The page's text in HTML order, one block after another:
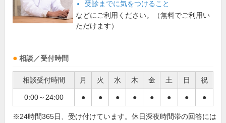
受診までに気をつけること
などにご利用ください。（無料でご利用い
ただけます）
相談／受付時間
相談受付時間 月 火 水 木 金 土 日 祝
0:00～24:00 ● ● ● ● ● ● ● ●
※24時間365日、受け付けています。休日深夜時間帯の回答には